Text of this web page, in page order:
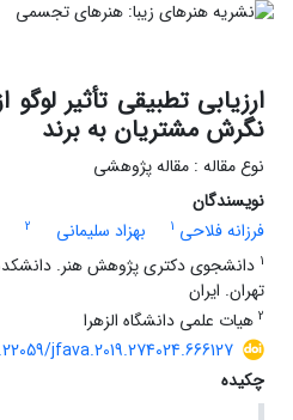
ارزیابی تطبیقی تأثیر
نگرش مشتریان به برند
نوع مقاله : مقاله پژوهشی
نویسندگان
فرزانه فلاحی 1 بهزاد سلیمانی
2
1 دانشجوی دکتری پژوهش هنر.
تهران. ایران
2 هیات علمی دانشگاه الزهرا
jfava.2019.274024.666127
چکیده